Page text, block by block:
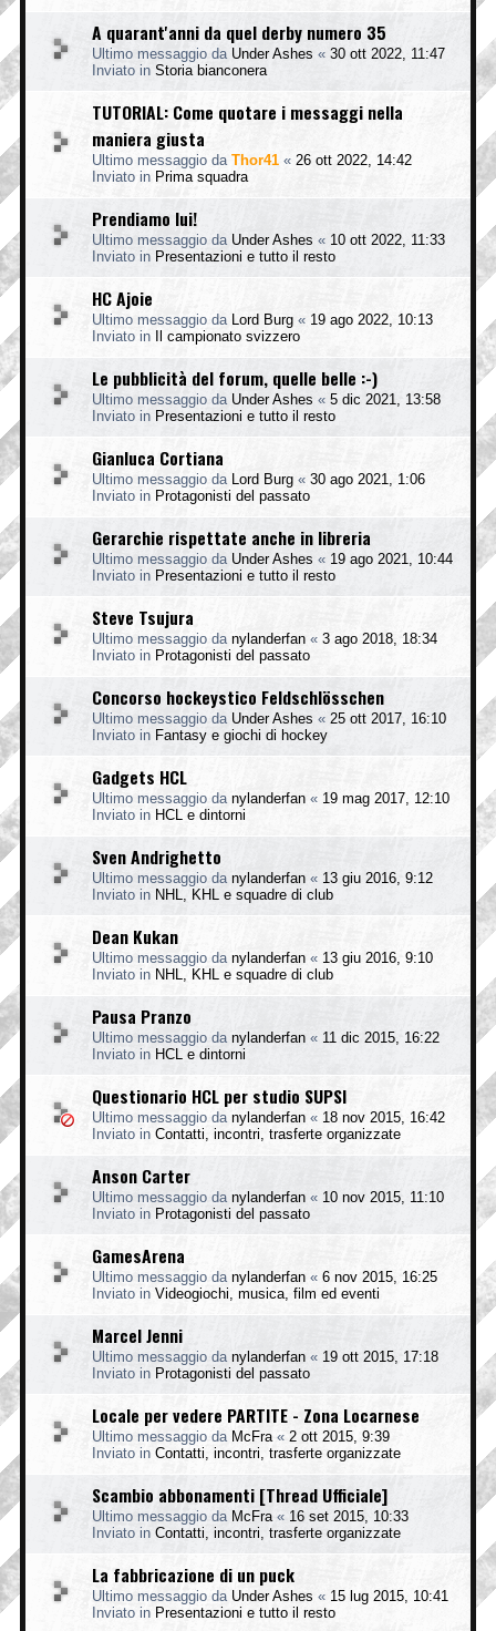
A quarant'anni da quel derby numero 35
Ultimo messaggio da Under Ashes « 30 ott 2022, 11:47
Inviato in Storia bianconera
TUTORIAL: Come quotare i messaggi nella
maniera giusta
Ultimo messaggio da Thor41 « 26 ott 2022, 14:42
Inviato in Prima squadra
Prendiamo lui!
Ultimo messaggio da Under Ashes « 10 ott 2022, 11:33
Inviato in Presentazioni e tutto il resto
HC Ajoie
Ultimo messaggio da Lord Burg « 19 ago 2022, 10:13
Inviato in
Il campionato svizzero
Le pubblicità del forum, quelle belle :-)
Ultimo messaggio da Under Ashes « 5 dic 2021, 13:58
Inviato in Presentazioni e tutto il resto
Gianluca Cortiana
Ultimo messaggio da Lord Burg « 30 ago 2021, 1:06
Inviato in Protagonisti del passato
Gerarchie rispettate anche in libreria
Ultimo messaggio da Under Ashes « 19 ago 2021, 10:44
Inviato in Presentazioni e tutto il resto
Steve Tsujura
Ultimo messaggio da nylanderfan « 3 ago 2018, 18:34
Inviato in Protagonisti del passato
Concorso hockeystico Feldschlösschen
Ultimo messaggio da Under Ashes « 25 ott 2017, 16:10
Inviato in Fantasy e giochi di hockey
Gadgets HCL
Ultimo messaggio da nylanderfan « 19 mag 2017, 12:10
Inviato in HCL e dintorni
Sven Andrighetto
Ultimo messaggio da nylanderfan « 13 giu 2016, 9:12
Inviato in NHL, KHL e squadre di club
Dean Kukan
Ultimo messaggio da nylanderfan « 13 giu 2016, 9:10
Inviato in NHL, KHL e squadre di club
Pausa Pranzo
Ultimo messaggio da nylanderfan « 11 dic 2015, 16:22
Inviato in HCL e dintorni
Questionario HCL per studio SUPSI
Ultimo messaggio da nylanderfan « 18 nov 2015, 16:42
Inviato in Contatti, incontri, trasferte organizzate
Anson Carter
Ultimo messaggio da nylanderfan « 10 nov 2015, 11:10
Inviato in Protagonisti del passato
GamesArena
Ultimo messaggio da nylanderfan « 6 nov 2015, 16:25
Inviato in Videogiochi, musica, film ed eventi
Marcel Jenni
Ultimo messaggio da nylanderfan « 19 ott 2015, 17:18
Inviato in Protagonisti del passato
Locale per vedere PARTITE - Zona Locarnese
Ultimo messaggio da McFra « 2 ott 2015, 9:39
Inviato in Contatti, incontri, trasferte organizzate
Scambio abbonamenti [Thread Ufficiale]
Ultimo messaggio da McFra « 16 set 2015, 10:33
Inviato in Contatti, incontri, trasferte organizzate
La fabbricazione di un puck
Ultimo messaggio da Under Ashes « 15 lug 2015, 10:41
Inviato in Presentazioni e tutto il resto